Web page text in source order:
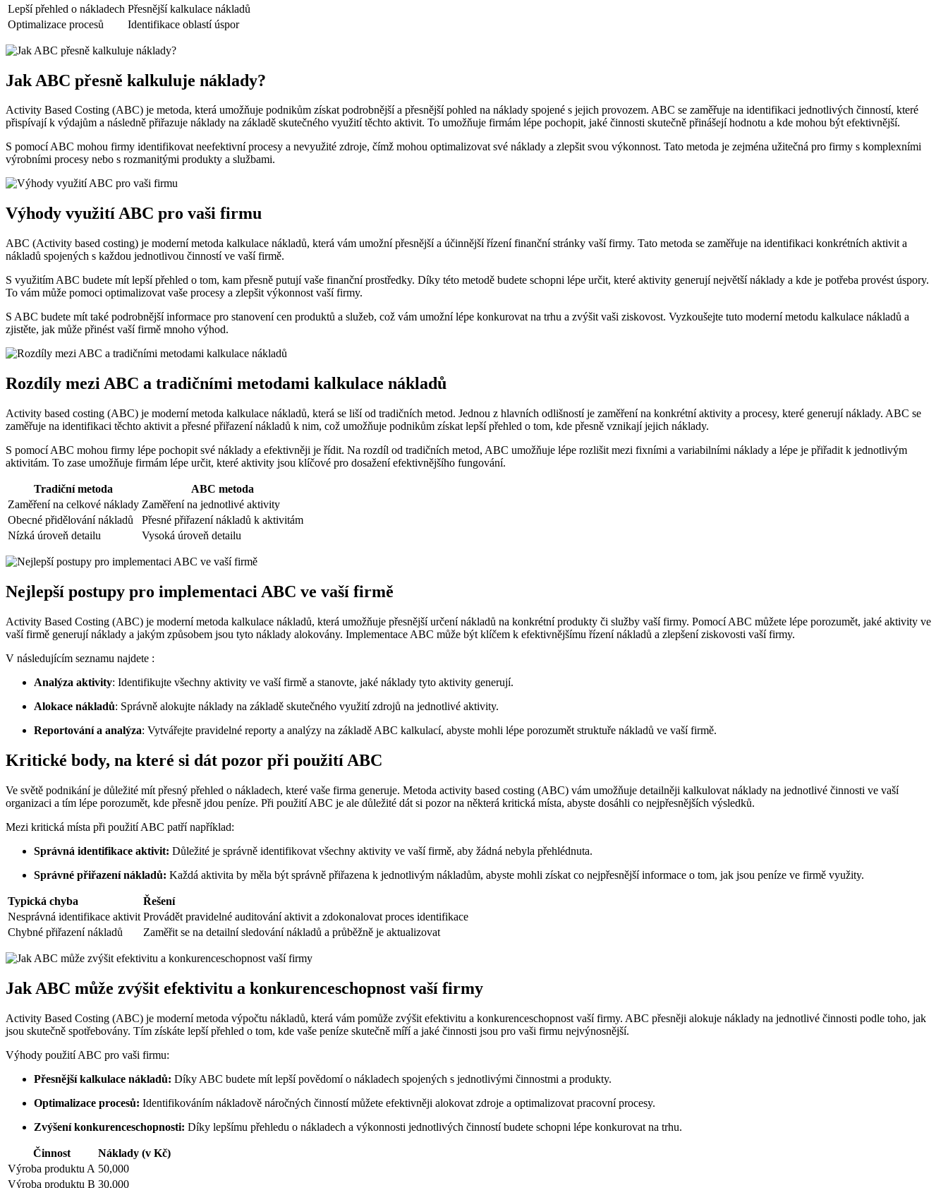
Lepší přehled o nákladech Přesnější kalkulace nákladů
Optimalizace procesů
Identifikace oblastí úspor
Jak ABC přesně kalkuluje náklady?
Activity Based Costing (ABC) je metoda, která umožňuje podnikům získat podrobnější a přesnější pohled na náklady spojené s jejich provozem. ABC se zaměřuje na identifikaci jednotlivých činností, které
přispívají k výdajům a následně přiřazuje náklady na základě skutečného využití těchto aktivit. To umožňuje firmám lépe pochopit, jaké činnosti skutečně přinášejí hodnotu a kde mohou být efektivnější.
S pomocí ABC mohou firmy identifikovat neefektivní procesy a nevyužité zdroje, čímž mohou optimalizovat své náklady a zlepšit svou výkonnost. Tato metoda je zejména užitečná pro firmy s komplexními
výrobními procesy nebo s rozmanitými produkty a službami.
Výhody využití ABC pro vaši firmu
ABC (Activity based costing) je moderní metoda kalkulace nákladů, která vám umožní přesnější a účinnější řízení finanční stránky vaší firmy. Tato metoda se zaměřuje na identifikaci konkrétních aktivit a
nákladů spojených s každou jednotlivou činností ve vaší firmě.
S využitím ABC budete mít lepší přehled o tom, kam přesně putují vaše finanční prostředky. Díky této metodě budete schopni lépe určit, které aktivity generují největší náklady a kde je potřeba provést úspory.
To vám může pomoci optimalizovat vaše procesy a zlepšit výkonnost vaší firmy.
S ABC budete mít také podrobnější informace pro stanovení cen produktů a služeb, což vám umožní lépe konkurovat na trhu a zvýšit vaši ziskovost. Vyzkoušejte tuto moderní metodu kalkulace nákladů a
zjistěte, jak může přinést vaší firmě mnoho výhod.
Rozdíly mezi ABC a tradičními metodami kalkulace nákladů
Activity based costing (ABC) je moderní metoda kalkulace nákladů, která se liší od tradičních metod. Jednou z hlavních odlišností je zaměření na konkrétní aktivity a procesy, které generují náklady. ABC se
zaměřuje na identifikaci těchto aktivit a přesné přiřazení nákladů k nim, což umožňuje podnikům získat lepší přehled o tom, kde přesně vznikají jejich náklady.
S pomocí ABC mohou firmy lépe pochopit své náklady a efektivněji je řídit. Na rozdíl od tradičních metod, ABC umožňuje lépe rozlišit mezi fixními a variabilními náklady a lépe je přiřadit k jednotlivým
aktivitám. To zase umožňuje firmám lépe určit, které aktivity jsou klíčové pro dosažení efektivnějšího fungování.
Tradiční metoda
ABC metoda
Zaměření na celkové náklady Zaměření na jednotlivé aktivity
Obecné přidělování nákladů
Přesné přiřazení nákladů k aktivitám
Nízká úroveň detailu
Vysoká úroveň detailu
Nejlepší postupy pro implementaci ABC ve vaší firmě
Activity Based Costing (ABC) je moderní metoda kalkulace nákladů, která umožňuje přesnější určení nákladů na konkrétní produkty či služby vaší firmy. Pomocí ABC můžete lépe porozumět, jaké aktivity ve
vaší firmě generují náklady a jakým způsobem jsou tyto náklady alokovány. Implementace ABC může být klíčem k efektivnějšímu řízení nákladů a zlepšení ziskovosti vaší firmy.
V následujícím seznamu najdete :
Analýza aktivity: Identifikujte všechny aktivity ve vaší firmě a stanovte, jaké náklady tyto aktivity generují.
Alokace nákladů: Správně alokujte náklady na základě skutečného využití zdrojů na jednotlivé aktivity.
Reportování a analýza: Vytvářejte pravidelné reporty a analýzy na základě ABC kalkulací, abyste mohli lépe porozumět struktuře nákladů ve vaší firmě.
Kritické body, na které si dát pozor při použití ABC
Ve světě podnikání je důležité mít přesný přehled o nákladech, které vaše firma generuje. Metoda activity based costing (ABC) vám umožňuje detailněji kalkulovat náklady na jednotlivé činnosti ve vaší
organizaci a tím lépe porozumět, kde přesně jdou peníze. Při použití ABC je ale důležité dát si pozor na některá kritická místa, abyste dosáhli co nejpřesnějších výsledků.
Mezi kritická místa při použití ABC patří například:
Správná identifikace aktivit: Důležité je správně identifikovat všechny aktivity ve vaší firmě, aby žádná nebyla přehlédnuta.
Správné přiřazení nákladů: Každá aktivita by měla být správně přiřazena k jednotlivým nákladům, abyste mohli získat co nejpřesnější informace o tom, jak jsou peníze ve firmě využity.
Typická chyba
Řešení
Nesprávná identifikace aktivit Provádět pravidelné auditování aktivit a zdokonalovat proces identifikace
Chybné přiřazení nákladů
Zaměřit se na detailní sledování nákladů a průběžně je aktualizovat
Jak ABC může zvýšit efektivitu a konkurenceschopnost vaší firmy
Activity Based Costing (ABC) je moderní metoda výpočtu nákladů, která vám pomůže zvýšit efektivitu a konkurenceschopnost vaší firmy. ABC přesněji alokuje náklady na jednotlivé činnosti podle toho, jak
jsou skutečně spotřebovány. Tím získáte lepší přehled o tom, kde vaše peníze skutečně míří a jaké činnosti jsou pro vaši firmu nejvýnosnější.
Výhody použití ABC pro vaši firmu:
Přesnější kalkulace nákladů: Díky ABC budete mít lepší povědomí o nákladech spojených s jednotlivými činnostmi a produkty.
Optimalizace procesů: Identifikováním nákladově náročných činností můžete efektivněji alokovat zdroje a optimalizovat pracovní procesy.
Zvýšení konkurenceschopnosti: Díky lepšímu přehledu o nákladech a výkonnosti jednotlivých činností budete schopni lépe konkurovat na trhu.
Činnost
Náklady (v Kč)
Výroba produktu A 50,000
Výroba produktu B 30,000